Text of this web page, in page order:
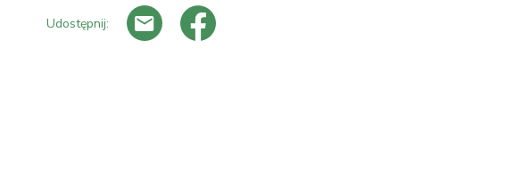
Udostępnij: